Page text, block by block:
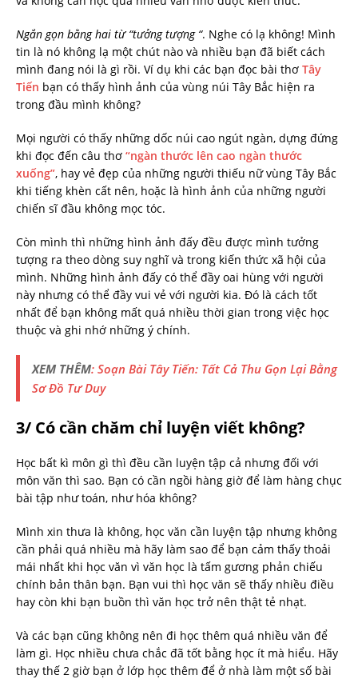
Ngắn gọn bằng hai từ “tưởng tượng “. Nghe có lạ không! Mình
tin là nó không lạ một chút nào và nhiều bạn đã biết cách
mình đang nói là gì rồi. Ví dụ khi các bạn đọc bài thơ Tây
Tiến bạn có thấy hình ảnh của vùng núi Tây Bắc hiện ra
trong đầu mình không?
Mọi người có thấy những dốc núi cao ngút ngàn, dựng đứng
khi đọc đến câu thơ “ngàn thước lên cao ngàn thước
xuống”, hay vẻ đẹp của những người thiếu nữ vùng Tây Bắc
khi tiếng khèn cất nên, hoặc là hình ảnh của những người
chiến sĩ đầu không mọc tóc.
Còn mình thì những hình ảnh đấy đều được mình tưởng
tượng ra theo dòng suy nghĩ và trong kiến thức xã hội của
mình. Những hình ảnh đấy có thể đầy oai hùng với người
này nhưng có thể đầy vui vẻ với người kia. Đó là cách tốt
nhất để bạn không mất quá nhiều thời gian trong việc học
thuộc và ghi nhớ những ý chính.
XEM THÊM: Soạn Bài Tây Tiến: Tất Cả Thu Gọn Lại Bằng
Sơ Đồ Tư Duy
3/ Có cần chăm chỉ luyện viết không?
Học bất kì môn gì thì đều cần luyện tập cả nhưng đối với
môn văn thì sao. Bạn có cần ngồi hàng giờ để làm hàng chục
bài tập như toán, như hóa không?
Mình xin thưa là không, học văn cần luyện tập nhưng không
cần phải quá nhiều mà hãy làm sao để bạn cảm thấy thoải
mái nhất khi học văn vì văn học là tấm gương phản chiếu
chính bản thân bạn. Bạn vui thì học văn sẽ thấy nhiều điều
hay còn khi bạn buồn thì văn học trở nên thật tẻ nhạt.
Và các bạn cũng không nên đi học thêm quá nhiều văn để
làm gì. Học nhiều chưa chắc đã tốt bằng học ít mà hiểu. Hãy
thay thế 2 giờ bạn ở lớp học thêm để ở nhà làm một số bài